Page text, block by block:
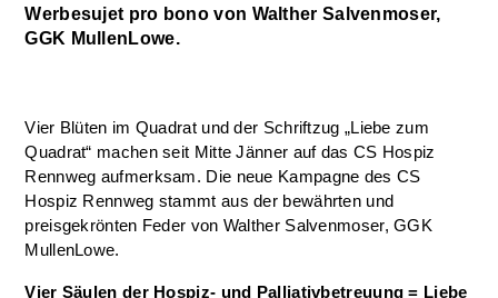
Werbesujet pro bono von Walther Salvenmoser,
GGK MullenLowe.
Vier Blüten im Quadrat und der Schriftzug „Liebe zum
Quadrat“ machen seit Mitte Jänner auf das CS Hospiz
Rennweg aufmerksam. Die neue Kampagne des CS
Hospiz Rennweg stammt aus der bewährten und
preisgekrönten Feder von Walther Salvenmoser, GGK
MullenLowe.
Vier Säulen der Hospiz- und Palliativbetreuung = Liebe